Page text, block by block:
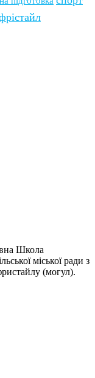
Школа
міської ради з
(могул).